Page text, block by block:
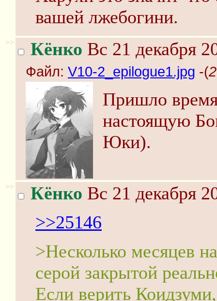
вашей лжебогини.
>> Кёнко Вс 21 декабря
Файл: V10-2_epilogue1.jpg -(
Пришло
настоящую
Юки).
>> Кёнко Вс 21 декабря
>>25146
>Несколько месяцев
серой закрытой
Если верить